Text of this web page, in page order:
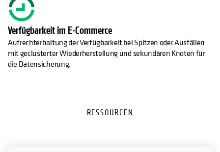
Verfügbarkeit im E-Commerce
Aufrechterhaltung der Verfügbarkeit bei Spitzen oder Ausfällen
mit geclusterter Wiederherstellung und sekundären Knoten für
die Datensicherung.
RESSOURCEN